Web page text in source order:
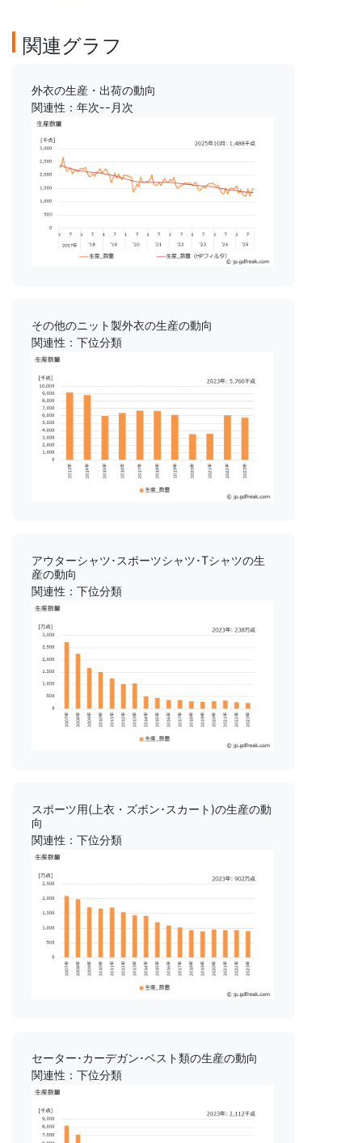
関連グラフ
外衣の生産・出荷の動向
関連性：年次--月次
その他のニット製外衣の生産の動向
関連性：下位分類
アウターシャツ･スポーツシャツ･Tシャツの生
産の動向
関連性：下位分類
スポーツ用(上衣・ズボン･スカート)の生産の動
向
関連性：下位分類
セーター･カーデガン･ベスト類の生産の動向
関連性：下位分類